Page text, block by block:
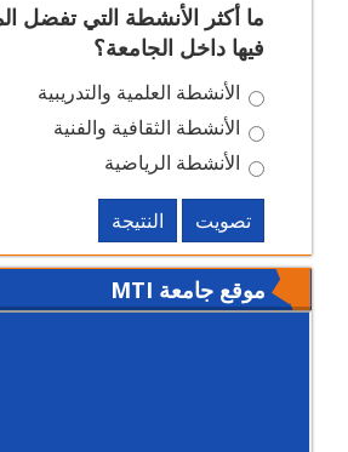
ما أكثر الأنشطة التي تفضل
فيها داخل الجامعة؟
الأنشطة العلمية والتدريبية
الأنشطة الثقافية والفنية
الأنشطة الرياضية
تصويت النتيجة
موقع جامعة MTI